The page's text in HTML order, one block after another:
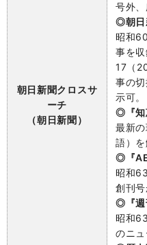
朝日新聞クロスサ
ーチ
（朝日新聞）
号外、
◎朝日
昭和
事を
17（
事の
示可。
◎『
最新
語）を
◎『
昭和
創刊
◎『
昭和
のニ